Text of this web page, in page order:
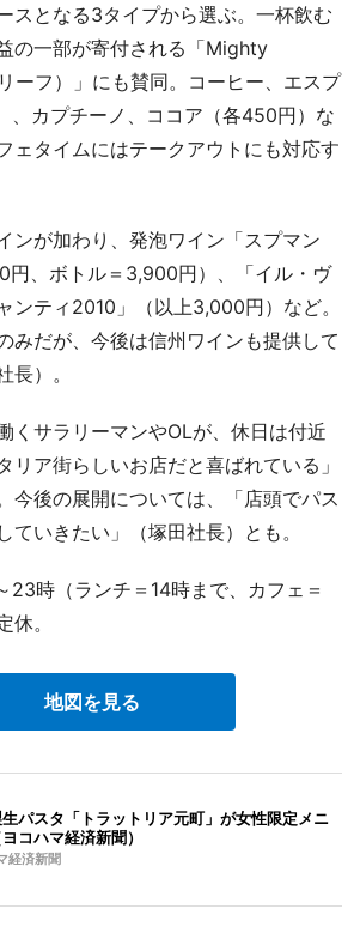
スとなる3タイプから選ぶ。一杯飲む
の一部が寄付される「Mighty
ーフ）」にも賛同。コーヒー、エスプ
、カプチーノ、ココア（各450円）な
ェタイムにはテークアウトにも対応す
ンが加わり、発泡ワイン「スプマン
円、ボトル＝3,900円）、「イル・ヴ
ンティ2010」（以上3,000円）など。
みだが、今後は信州ワインも提供して
長）。
くサラリーマンやOLが、休日は付近
リア街らしいお店だと喜ばれている」
今後の展開については、「店頭でパス
ていきたい」（塚田社長）とも。
23時（ランチ＝14時まで、カフェ＝
休。
地図を見る
パスタ「トラットリア元町」が女性限定メニ
コハマ経済新聞）
経済新聞